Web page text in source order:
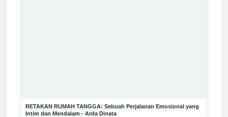
RETAKAN RUMAH TANGGA: Sebuah Perjalanan Emosional yang
Intim dan Mendalam - Arda Dinata